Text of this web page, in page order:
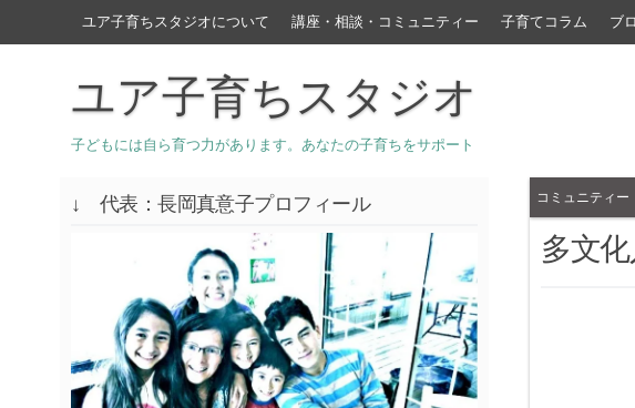
ユア子育ちスタジオについて 講座・相談・コミュニティー 子育てコラム ブ
ユア子育ちスタジオ
子どもには自ら育つ力があります。あなたの子育ちをサポート
コミュニティー
多文
↓ 代表：長岡真意子プロフィール